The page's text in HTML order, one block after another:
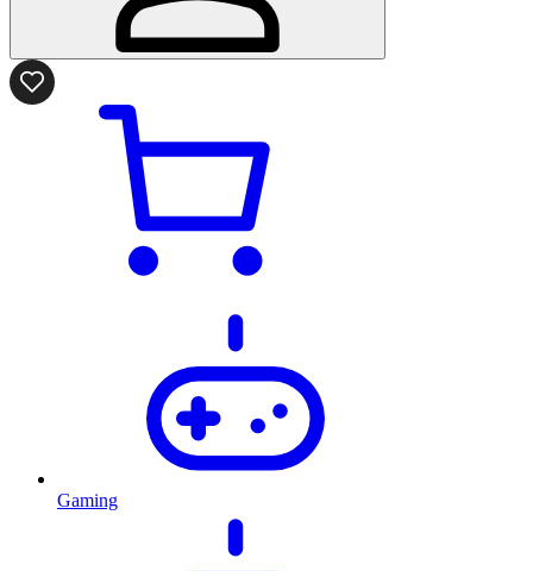
Gaming